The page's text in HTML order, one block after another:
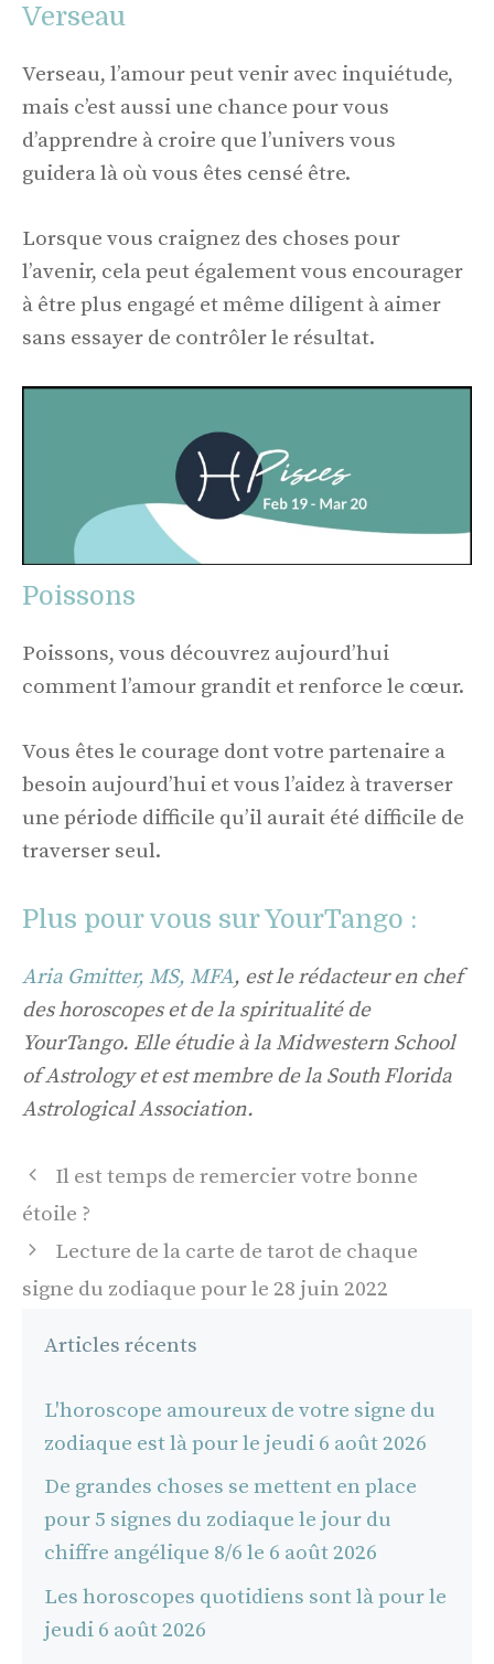
Verseau
Verseau, l’amour peut venir avec inquiétude,
mais c’est aussi une chance pour vous
d’apprendre à croire que l’univers vous
guidera là où vous êtes censé être.
Lorsque vous craignez des choses pour
l’avenir, cela peut également vous encourager
à être plus engagé et même diligent à aimer
sans essayer de contrôler le résultat.
Poissons
Poissons, vous découvrez aujourd’hui
comment l’amour grandit et renforce le cœur.
Vous êtes le courage dont votre partenaire a
besoin aujourd’hui et vous l’aidez à traverser
une période difficile qu’il aurait été difficile de
traverser seul.
Plus pour vous sur YourTango :
Aria Gmitter, MS, MFA, est le rédacteur en chef
des horoscopes et de la spiritualité de
YourTango. Elle étudie à la Midwestern School
of Astrology et est membre de la South Florida
Astrological Association.
Navigation
des
Il est temps de remercier votre bonne
étoile ?
Lecture de la carte de tarot de chaque
signe du zodiaque pour le 28 juin 2022
Articles récents
L'horoscope amoureux de votre signe du
zodiaque est là pour le jeudi 6 août 2026
De grandes choses se mettent en place
pour 5 signes du zodiaque le jour du
chiffre angélique 8/6 le 6 août 2026
Les horoscopes quotidiens sont là pour le
jeudi 6 août 2026